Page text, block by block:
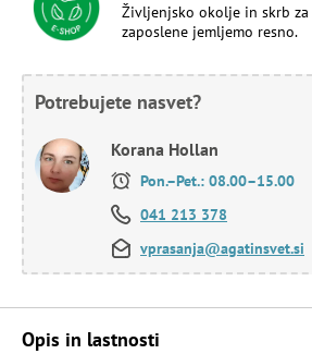
Življenjsko okolje in skrb za
zaposlene jemljemo resno.
Potrebujete nasvet?
Korana Hollan
Pon.–Pet.: 08.00–15.00
041 213 378
vprasanja@agatinsvet.si
Opis in lastnosti